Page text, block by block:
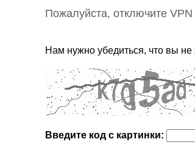
Пожалуйста, отключите
Нам нужно убедиться, что вы не
Введите код с картинки: